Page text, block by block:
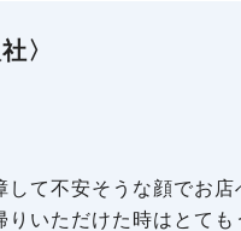
〉
て不安そうな顔でお
いただけた時はとても